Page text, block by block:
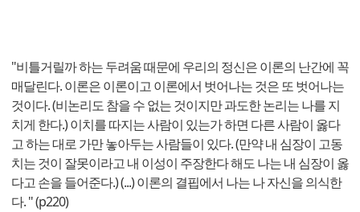
"비틀거릴까 하는 두려움 때문에 우리의 정신은 이론의 난간에 꼭
매달린다. 이론은 이론이고 이론에서 벗어나는 것은 또 벗어나는
것이다. (비논리도 참을 수 없는 것이지만 과도한 논리는 나를 지
치게 한다.) 이치를 따지는 사람이 있는가 하면 다른 사람이 옳다
고 하는 대로 가만 놓아두는 사람들이 있다. (만약 내 심장이 고동
치는 것이 잘못이라고 내 이성이 주장한다 해도 나는 내 심장이 옳
다고 손을 들어준다.) (...) 이론의 결핍에서 나는 나 자신을 의식한
다. " (p220)